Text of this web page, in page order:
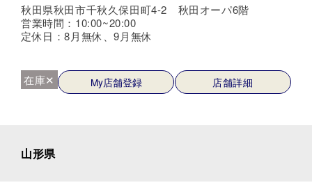
秋田県秋田市千秋久保田町4-2 秋田オーパ6階
営業時間：10:00~20:00
定休日：8月無休、9月無休
在庫✕ My店舗登録 店舗詳細
山形県